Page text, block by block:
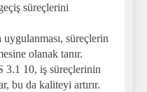
süreçlerini
uygulanması, süreçlerin
olanak tanır.
3.1 10, iş süreçlerinin
bu da kaliteyi artırır.